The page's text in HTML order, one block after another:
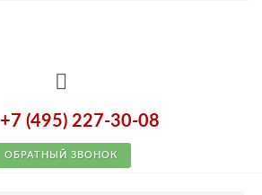
+7 (495) 227-30-08
ОБРАТНЫЙ ЗВОНОК